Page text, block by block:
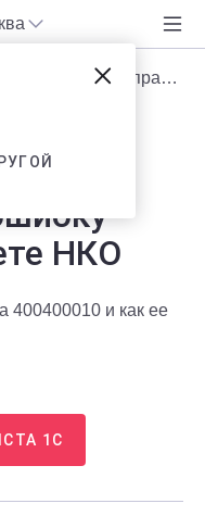
Инструкция: как исправить ошибку 400400010 в учете НКО
НКО
400400010 и как ее
1С